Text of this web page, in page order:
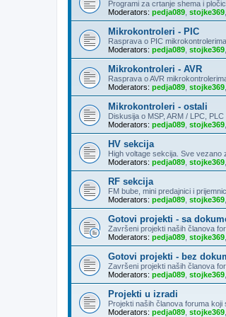
Programi za crtanje shema i
Moderators: pedja089 stojke369
Mikrokontroleri - PIC
Rasprava o PIC
Moderators: pedja089 stojke369
Mikrokontroleri - AVR
Rasprava o AVR
Moderators: pedja089 stojke369
Mikrokontroleri - ostali
Diskusija o MSP, ARM / LPC, PLC
Moderators: pedja089 stojke369
HV sekcija
High voltage sekcija. Sve vezano
Moderators: pedja089 stojke369
RF sekcija
FM bube, mini predajnici i
Moderators: pedja089 stojke369
Gotovi projekti - sa
Završeni projekti naših članova
Moderators: pedja089 stojke369
Gotovi projekti - bez
Završeni projekti naših članova
Moderators: pedja089 stojke369
Projekti u izradi
Projekti naših članova foruma koji
Moderators: pedja089 stojke369